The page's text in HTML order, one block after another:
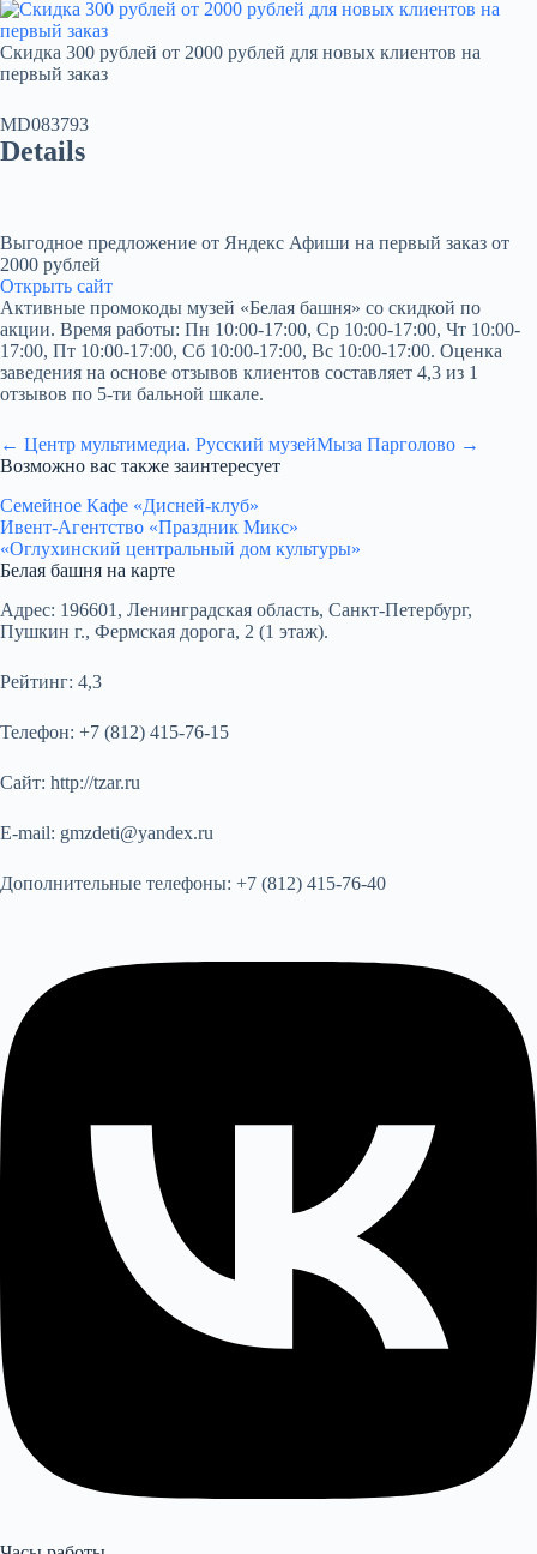
Скидка 300 рублей от 2000 рублей для новых клиентов на
первый заказ
MD083793
Details
Выгодное предложение от Яндекс Афиши на первый заказ от
2000 рублей
Открыть сайт
Активные промокоды музей «Белая башня» со скидкой по
акции. Время работы: Пн 10:00-17:00, Ср 10:00-17:00, Чт 10:00-
17:00, Пт 10:00-17:00, Сб 10:00-17:00, Вс 10:00-17:00. Оценка
заведения на основе отзывов клиентов составляет 4,3 из 1
отзывов по 5-ти бальной шкале.
← Центр мультимедиа. Русский музейМыза Парголово →
Возможно вас также заинтересует
Семейное Кафе «Дисней-клуб»
Ивент-Агентство «Праздник Микс»
«Оглухинский центральный дом культуры»
Белая башня на карте
Адрес: 196601, Ленинградская область, Санкт-Петербург,
Пушкин г., Фермская дорога, 2 (1 этаж).
Рейтинг: 4,3
Телефон: +7 (812) 415-76-15
Сайт: http://tzar.ru
E-mail: gmzdeti@yandex.ru
Дополнительные телефоны: +7 (812) 415-76-40